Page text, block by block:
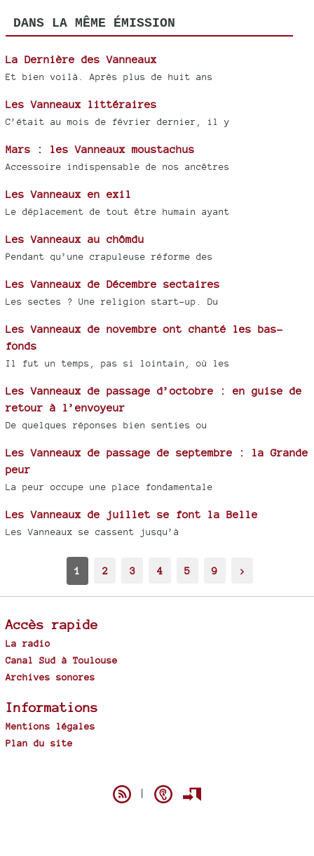
DANS LA MÊME ÉMISSION
La Dernière des Vanneaux
Et bien voilà. Après plus de huit ans
Les Vanneaux littéraires
C’était au mois de février dernier, il y
Mars : les Vanneaux moustachus
Accessoire indispensable de nos ancêtres
Les Vanneaux en exil
Le déplacement de tout être humain ayant
Les Vanneaux au chômdu
Pendant qu’une crapuleuse réforme des
Les Vanneaux de Décembre sectaires
Les sectes ? Une religion start-up. Du
Les Vanneaux de novembre ont chanté les bas-
fonds
Il fut un temps, pas si lointain, où les
Les Vanneaux de passage d’octobre : en guise de
retour à l’envoyeur
De quelques réponses bien senties ou
Les Vanneaux de passage de septembre : la Grande
peur
La peur occupe une place fondamentale
Les Vanneaux de juillet se font la Belle
Les Vanneaux se cassent jusqu’à
1 2 3 4 5 9 >
Accès rapide
La radio
Canal Sud à Toulouse
Archives sonores
Informations
Mentions légales
Plan du site
|